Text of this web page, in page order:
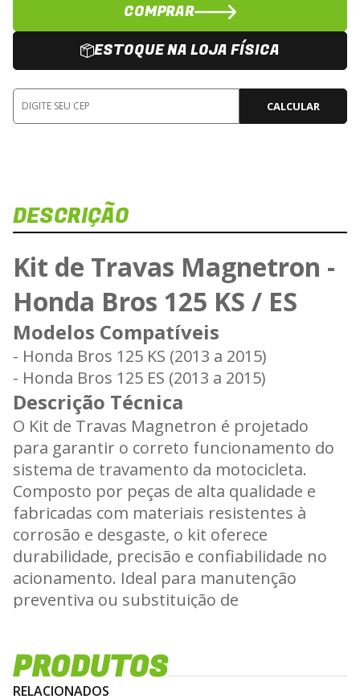
COMPRAR
ESTOQUE NA LOJA FÍSICA
CALCULAR
DESCRIÇÃO
Kit de Travas Magnetron -
Honda Bros 125 KS / ES
Modelos Compatíveis
- Honda Bros 125 KS (2013 a 2015)
- Honda Bros 125 ES (2013 a 2015)
Descrição Técnica
O Kit de Travas Magnetron é projetado
para garantir o correto funcionamento do
sistema de travamento da motocicleta.
Composto por peças de alta qualidade e
fabricadas com materiais resistentes à
corrosão e desgaste, o kit oferece
durabilidade, precisão e confiabilidade no
acionamento. Ideal para manutenção
preventiva ou substituição de
Aplicações
Indicadas para motocicletas Honda Bros
PRODUTOS
RELACIONADOS